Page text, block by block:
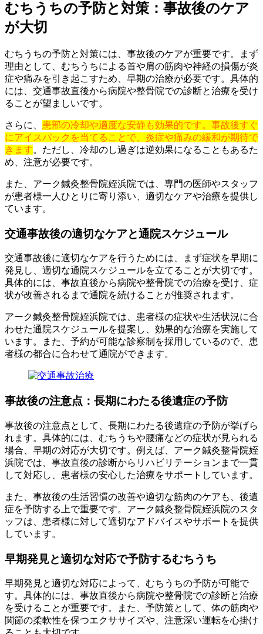
むちうちの予防と対策：事故後のケア
が大切
むちうちの予防と対策には、事故後のケアが重要です。まず
理由として、むちうちによる首や肩の筋肉や神経の損傷が炎
症や痛みを引き起こすため、早期の治療が必要です。具体的
には、交通事故直後から病院や整骨院での診断と治療を受け
ることが望ましいです。
さらに、 患部の冷却や適度な安静も効果的です。事故後すぐ
にアイスパックを当てることで、炎症や痛みの緩和が期待で
きます。ただし、冷却のし過ぎは逆効果になることもあるた
め、注意が必要です。
また、アーク鍼灸整骨院姪浜院では、専門の医師やスタッフ
が患者様一人ひとりに寄り添い、適切なケアや治療を提供し
ています。
交通事故後の適切なケアと通院スケジュール
交通事故後に適切なケアを行うためには、まず症状を早期に
発見し、適切な通院スケジュールを立てることが大切です。
具体的には、事故直後から病院や整骨院での治療を受け、症
状が改善されるまで通院を続けることが推奨されます。
アーク鍼灸整骨院姪浜院では、患者様の症状や生活状況に合
わせた通院スケジュールを提案し、効果的な治療を実施して
います。また、予約が可能な診察制を採用しているので、患
者様の都合に合わせて通院ができます。
事故後の注意点：長期にわたる後遺症の予防
事故後の注意点として、長期にわたる後遺症の予防が挙げら
れます。具体的には、むちうちや腰痛などの症状が見られる
場合、早期の対応が大切です。例えば、アーク鍼灸整骨院姪
浜院では、事故直後の診断からリハビリテーションまで一貫
して対応し、患者様の安心した治療をサポートしています。
また、事故後の生活習慣の改善や適切な筋肉のケアも、後遺
症を予防する上で重要です。アーク鍼灸整骨院姪浜院のスタ
ッフは、患者様に対して適切なアドバイスやサポートを提供
しています。
早期発見と適切な対応で予防するむちうち
早期発見と適切な対応によって、むちうちの予防が可能で
す。具体的には、事故直後から病院や整骨院での診断と治療
を受けることが重要です。また、予防策として、体の筋肉や
関節の柔軟性を保つエクササイズや、注意深い運転を心掛け